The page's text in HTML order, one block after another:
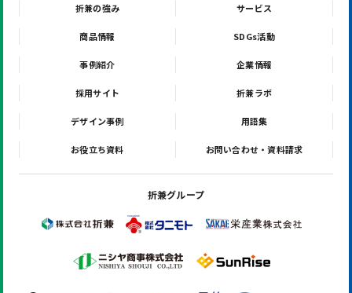
折兼の強み サービス
商品情報 SDGs活動
事例紹介 企業情報
採用サイト 折兼ラボ
デザイン事例 用語集
お役立ち資料 お問い合わせ・資料請求
折兼グループ